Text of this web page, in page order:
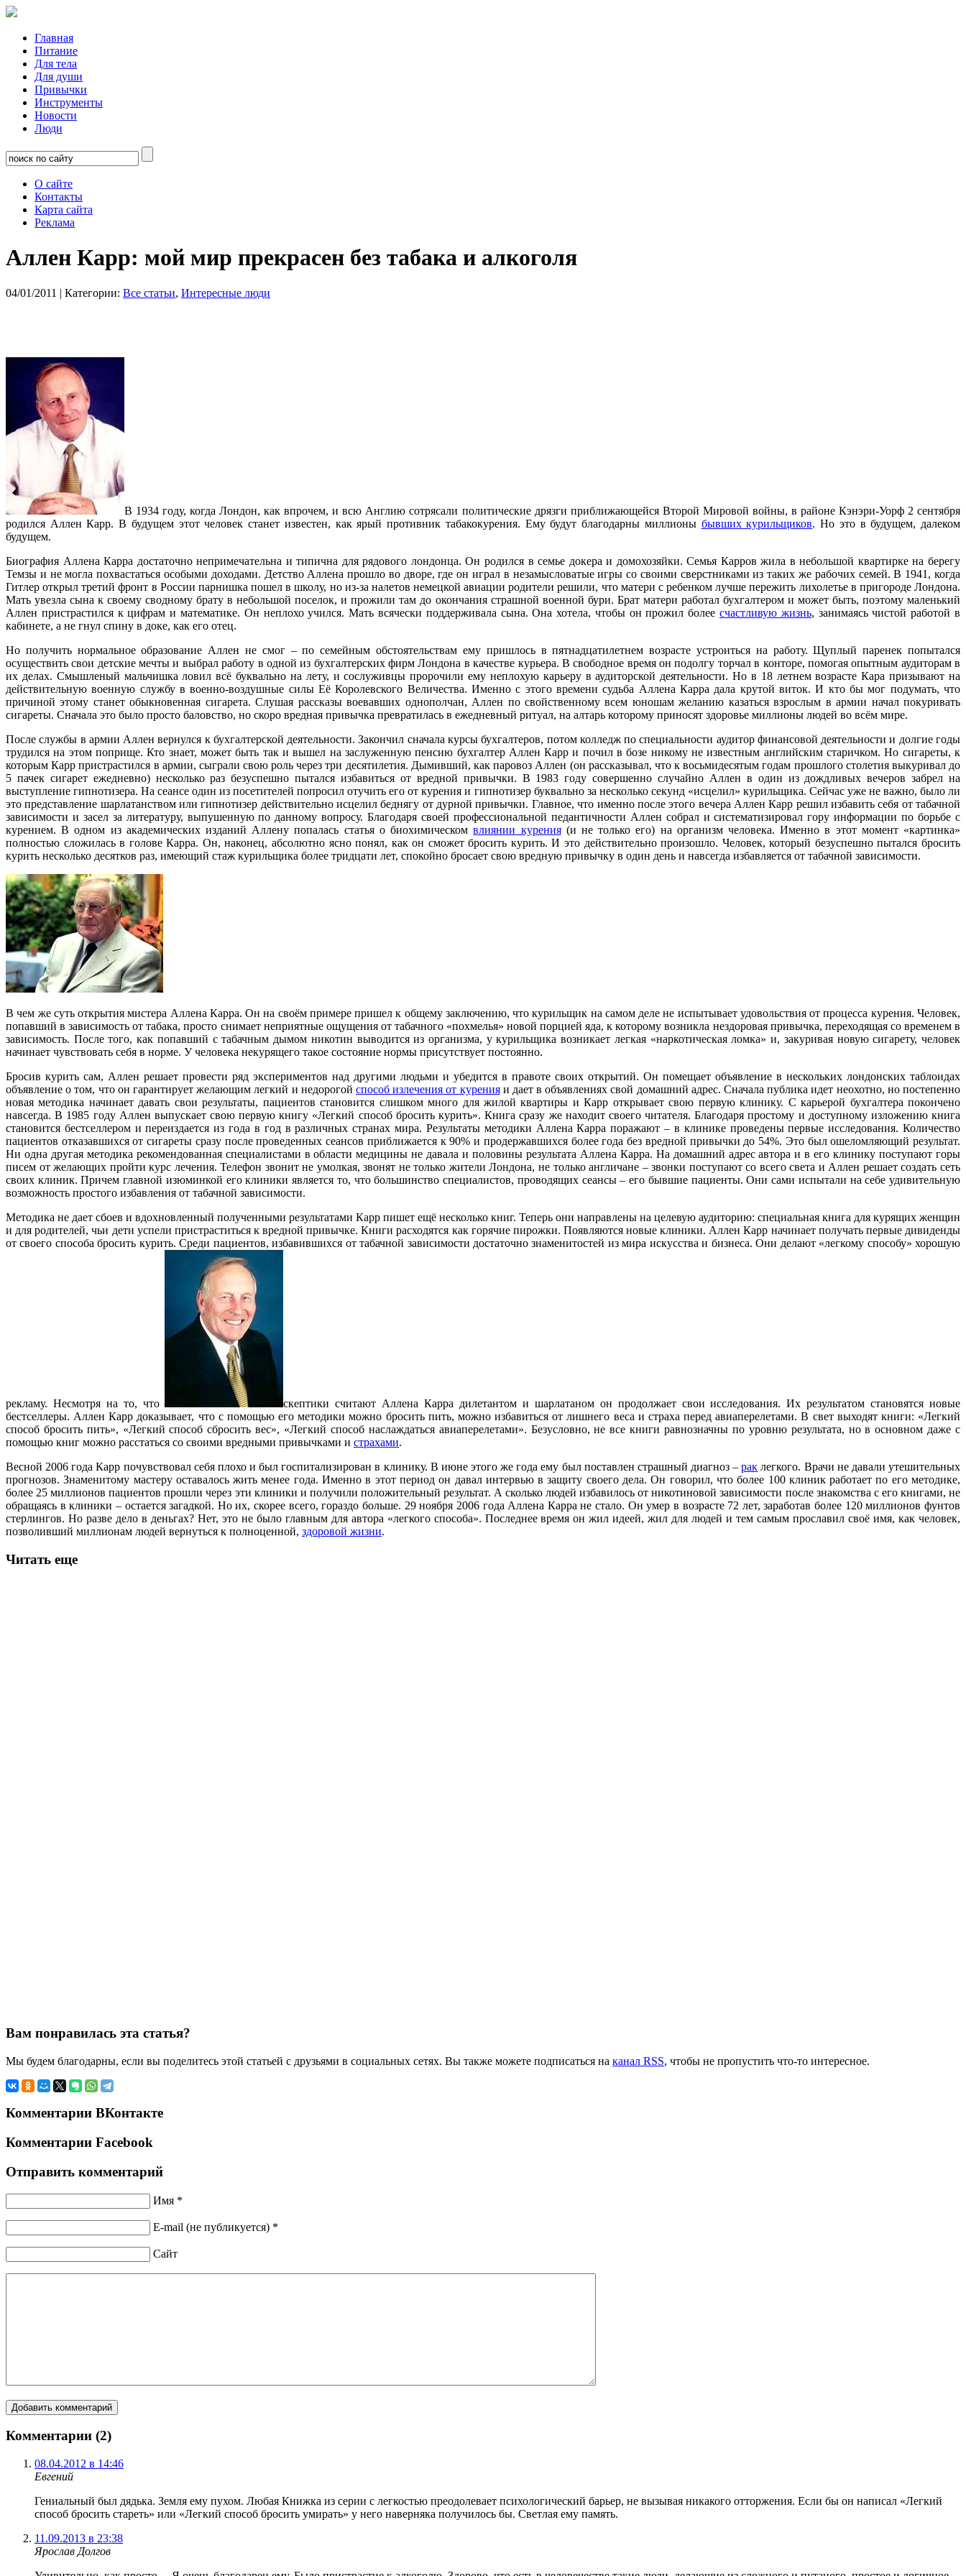
Главная
Питание
Для тела
Для души
Привычки
Инструменты
Новости
Люди
О сайте
Контакты
Карта сайта
Реклама
Аллен Карр: мой мир прекрасен без табака и алкоголя
04/01/2011 | Категории: Все статьи, Интересные люди
В 1934 году, когда Лондон, как впрочем, и всю Англию сотрясали политические дрязги приближающейся Второй Мировой войны, в районе Кэнэри-Уорф 2 сентября
родился Аллен Карр. В будущем этот человек станет известен, как ярый противник табакокурения. Ему будут благодарны миллионы бывших курильщиков. Но это в будущем, далеком
будущем.
Биография Аллена Карра достаточно непримечательна и типична для рядового лондонца. Он родился в семье докера и домохозяйки. Семья Карров жила в небольшой квартирке на берегу
Темзы и не могла похвастаться особыми доходами. Детство Аллена прошло во дворе, где он играл в незамысловатые игры со своими сверстниками из таких же рабочих семей. В 1941, когда
Гитлер открыл третий фронт в России парнишка пошел в школу, но из-за налетов немецкой авиации родители решили, что матери с ребенком лучше пережить лихолетье в пригороде Лондона.
Мать увезла сына к своему сводному брату в небольшой поселок, и прожили там до окончания страшной военной бури. Брат матери работал бухгалтером и может быть, поэтому маленький
Аллен пристрастился к цифрам и математике. Он неплохо учился. Мать всячески поддерживала сына. Она хотела, чтобы он прожил болеесчастливую жизнь, занимаясь чистой работой в
кабинете, а не гнул спину в доке, как его отец.
Но получить нормальное образование Аллен не смог – по семейным обстоятельствам ему пришлось в пятнадцатилетнем возрасте устроиться на работу. Щуплый паренек попытался
осуществить свои детские мечты и выбрал работу в одной из бухгалтерских фирм Лондона в качестве курьера. В свободное время он подолгу торчал в конторе, помогая опытным аудиторам в
их делах. Смышленый мальчишка ловил всё буквально на лету, и сослуживцы пророчили ему неплохую карьеру в аудиторской деятельности. Но в 18 летнем возрасте Кара призывают на
действительную военную службу в военно-воздушные силы Её Королевского Величества. Именно с этого времени судьба Аллена Карра дала крутой виток. И кто бы мог подумать, что
причиной этому станет обыкновенная сигарета. Слушая рассказы воевавших однополчан, Аллен по свойственному всем юношам желанию казаться взрослым в армии начал покуривать
сигареты. Сначала это было просто баловство, но скоро вредная привычка превратилась в ежедневный ритуал, на алтарь которому приносят здоровье миллионы людей во всём мире.
После службы в армии Аллен вернулся к бухгалтерской деятельности. Закончил сначала курсы бухгалтеров, потом колледж по специальности аудитор финансовой деятельности и долгие годы
трудился на этом поприще. Кто знает, может быть так и вышел на заслуженную пенсию бухгалтер Аллен Карр и почил в бозе никому не известным английским старичком. Но сигареты, к
которым Карр пристрастился в армии, сыграли свою роль через три десятилетия. Дымивший, как паровоз Аллен (он рассказывал, что к восьмидесятым годам прошлого столетия выкуривал до
5 пачек сигарет ежедневно) несколько раз безуспешно пытался избавиться от вредной привычки. В 1983 году совершенно случайно Аллен в один из дождливых вечеров забрел на
выступление гипнотизера. На сеансе один из посетителей попросил отучить его от курения и гипнотизер буквально за несколько секунд «исцелил» курильщика. Сейчас уже не важно, было ли
это представление шарлатанством или гипнотизер действительно исцелил беднягу от дурной привычки. Главное, что именно после этого вечера Аллен Карр решил избавить себя от табачной
зависимости и засел за литературу, выпушенную по данному вопросу. Благодаря своей профессиональной педантичности Аллен собрал и систематизировал гору информации по борьбе с
курением. В одном из академических изданий Аллену попалась статья о биохимическомвлиянии курения(и не только его) на организм человека. Именно в этот момент «картинка»
полностью сложилась в голове Карра. Он, наконец, абсолютно ясно понял, как он сможет бросить курить. И это действительно произошло. Человек, который безуспешно пытался бросить
курить несколько десятков раз, имеющий стаж курильщика более тридцати лет, спокойно бросает свою вредную привычку в один день и навсегда избавляется от табачной зависимости.
В чем же суть открытия мистера Аллена Карра. Он на своём примере пришел к общему заключению, что курильщик на самом деле не испытывает удовольствия от процесса курения. Человек,
попавший в зависимость от табака, просто снимает неприятные ощущения от табачного «похмелья» новой порцией яда, к которому возникла нездоровая привычка, переходящая со временем в
зависимость. После того, как попавший с табачным дымом никотин выводится из организма, у курильщика возникает легкая «наркотическая ломка» и, закуривая новую сигарету, человек
начинает чувствовать себя в норме. У человека некурящего такое состояние нормы присутствует постоянно.
Бросив курить сам, Аллен решает провести ряд экспериментов над другими людьми и убедится в правоте своих открытий. Он помещает объявление в нескольких лондонских таблоидах
объявление о том, что он гарантирует желающим легкий и недорогой способ излечения от куренияи дает в объявлениях свой домашний адрес. Сначала публика идет неохотно, но постепенно
новая методика начинает давать свои результаты, пациентов становится слишком много для жилой квартиры и Карр открывает свою первую клинику. С карьерой бухгалтера покончено
навсегда. В 1985 году Аллен выпускает свою первую книгу «Легкий способ бросить курить». Книга сразу же находит своего читателя. Благодаря простому и доступному изложению книга
становится бестселлером и переиздается из года в год в различных странах мира. Результаты методики Аллена Карра поражают – в клинике проведены первые исследования. Количество
пациентов отказавшихся от сигареты сразу после проведенных сеансов приближается к 90% и продержавшихся более года без вредной привычки до 54%. Это был ошеломляющий результат.
Ни одна другая методика рекомендованная специалистами в области медицины не давала и половины результата Аллена Карра. На домашний адрес автора и в его клинику поступают горы
писем от желающих пройти курс лечения. Телефон звонит не умолкая, звонят не только жители Лондона, не только англичане – звонки поступают со всего света и Аллен решает создать сеть
своих клиник. Причем главной изюминкой его клиники является то, что большинство специалистов, проводящих сеансы – его бывшие пациенты. Они сами испытали на себе удивительную
возможность простого избавления от табачной зависимости.
Методика не дает сбоев и вдохновленный полученными результатами Карр пишет ещё несколько книг. Теперь они направлены на целевую аудиторию: специальная книга для курящих женщин
и для родителей, чьи дети успели пристраститься к вредной привычке. Книги расходятся как горячие пирожки. Появляются новые клиники. Аллен Карр начинает получать первые дивиденды
от своего способа бросить курить. Среди пациентов, избавившихся от табачной зависимости достаточно знаменитостей из мира искусства и бизнеса. Они делают «легкому способу» хорошую
рекламу. Несмотря на то, что
скептики считают Аллена Карра дилетантом и шарлатаном он продолжает свои исследования. Их результатом становятся новые
бестселлеры. Аллен Карр доказывает, что с помощью его методики можно бросить пить, можно избавиться от лишнего веса и страха перед авиаперелетами. В свет выходят книги: «Легкий
способ бросить пить», «Легкий способ сбросить вес», «Легкий способ наслаждаться авиаперелетами». Безусловно, не все книги равнозначны по уровню результата, но в основном даже с
помощью книг можно расстаться со своими вредными привычками и страхами.
Весной 2006 года Карр почувствовал себя плохо и был госпитализирован в клинику. В июне этого же года ему был поставлен страшный диагноз –рак легкого. Врачи не давали утешительных
прогнозов. Знаменитому мастеру оставалось жить менее года. Именно в этот период он давал интервью в защиту своего дела. Он говорил, что более 100 клиник работает по его методике,
более 25 миллионов пациентов прошли через эти клиники и получили положительный результат. А сколько людей избавилось от никотиновой зависимости после знакомства с его книгами, не
обращаясь в клиники – остается загадкой. Но их, скорее всего, гораздо больше. 29 ноября 2006 года Аллена Карра не стало. Он умер в возрасте 72 лет, заработав более 120 миллионов фунтов
стерлингов. Но разве дело в деньгах? Нет, это не было главным для автора «легкого способа». Последнее время он жил идеей, жил для людей и тем самым прославил своё имя, как человек,
позволивший миллионам людей вернуться к полноценной, здоровой жизни.
Читать еще
Вам понравилась эта статья?
Мы будем благодарны, если вы поделитесь этой статьей с друзьями в социальных сетях. Вы также можете подписаться на канал RSS, чтобы не пропустить что-то интересное.
Комментарии ВКонтакте
Комментарии Facebook
Отправить комментарий
Имя *
E-mail (не публикуется) *
Сайт
Комментарии (2)
08.04.2012 в 14:46
Евгений
Гениальный был дядька. Земля ему пухом. Любая Книжка из серии с легкостью преодолевает психологический барьер, не вызывая никакого отторжения. Если бы он написал «Легкий
способ бросить стареть» или «Легкий способ бросить умирать» у него наверняка получилось бы. Светлая ему память.
11.09.2013 в 23:38
Ярослав Долгов